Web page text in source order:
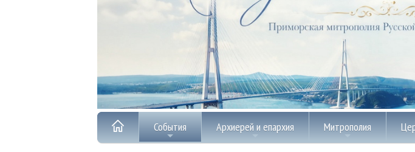
События Архиерей и епархия Митрополия